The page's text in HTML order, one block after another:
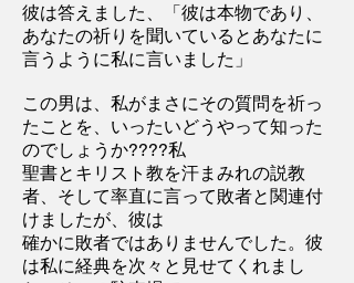
彼は答えました、「彼は本物であり、
あなたの祈りを聞いているとあなたに
言うように私に言いました」
この男は、私がまさにその質問を祈っ
たことを、いったいどうやって知った
のでしょうか????私
聖書とキリスト教を汗まみれの説教
者、そして率直に言って敗者と関連付
けましたが、彼は
確かに敗者ではありませんでした。彼
は私に経典を次々と見せてくれまし